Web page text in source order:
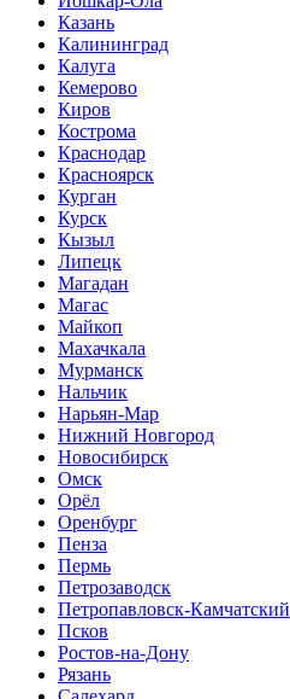
Казань
Калининград
Калуга
Кемерово
Киров
Кострома
Краснодар
Красноярск
Курган
Курск
Кызыл
Липецк
Магадан
Магас
Майкоп
Махачкала
Мурманск
Нальчик
Нарьян-Мар
Нижний Новгород
Новосибирск
Омск
Орёл
Оренбург
Пенза
Пермь
Петрозаводск
Петропавловск-Камчатский
Псков
Ростов-на-Дону
Рязань